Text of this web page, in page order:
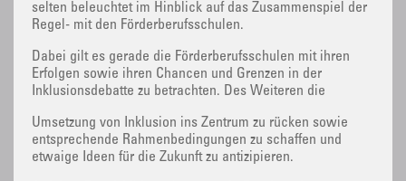
selten beleuchtet im Hinblick auf das Zusammenspiel der
Regel- mit den Förderberufsschulen.
Dabei gilt es gerade die Förderberufsschulen mit ihren
Erfolgen sowie ihren Chancen und Grenzen in der
Inklusionsdebatte zu betrachten. Des Weiteren die
Umsetzung von Inklusion ins Zentrum zu rücken sowie
entsprechende Rahmenbedingungen zu schaffen und
etwaige Ideen für die Zukunft zu antizipieren.